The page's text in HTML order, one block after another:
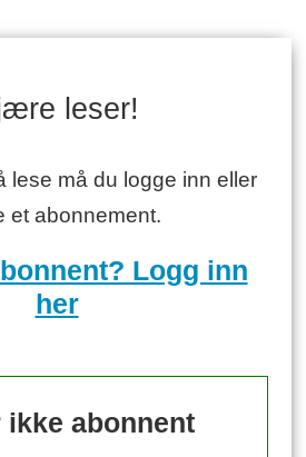
leser!
lese må du logge inn eller
et abonnement.
Logg inn
her
ikke abonnent